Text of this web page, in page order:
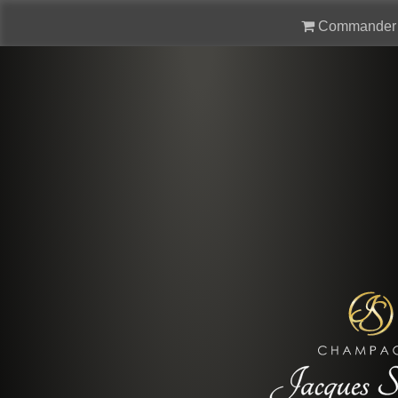
Commander